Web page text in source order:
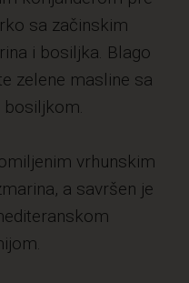
sa začinskim
i bosiljka. Blago
zelene masline sa
vrhunskim
a savršen je